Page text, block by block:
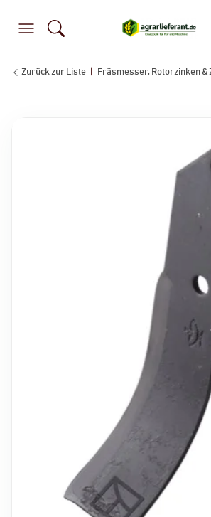
Zurück zur Liste Fräsmesser, Rotorzinken &